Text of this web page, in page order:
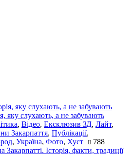
яку слухають, а не забувають
, Відео, Ексклюзив ЗД, Лайт,
Закарпаття, Публікації,
, Україна, Фото, Хуст 788